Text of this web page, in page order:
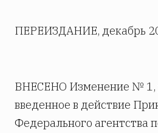
ПЕРЕИЗДАНИЕ, декабрь
ВНЕСЕНО Изменение № 1,
введенное в действие
Федерального агентства